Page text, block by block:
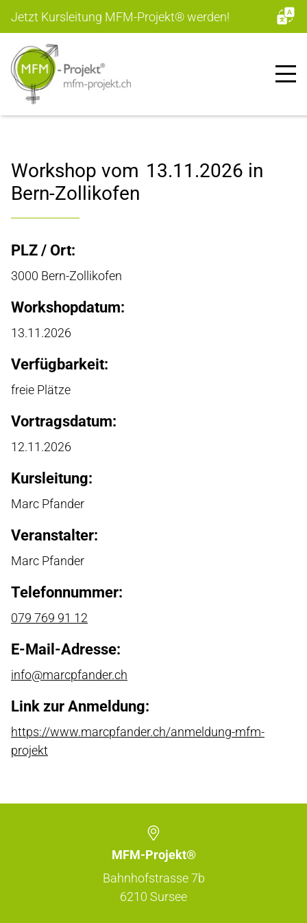
Jetzt Kursleitung MFM-Projekt®werden!
Workshop vom 13.11.2026 in
Bern-Zollikofen
PLZ / Ort:
3000 Bern-Zollikofen
Workshopdatum:
13.11.2026
Verfügbarkeit:
freie Plätze
Vortragsdatum:
12.11.2026
Kursleitung:
Marc Pfander
Veranstalter:
Marc Pfander
Telefonnummer:
079 769 91 12
E-Mail-Adresse:
info@marcpfander.ch
Link zur Anmeldung:
https://www.marcpfander.ch/anmeldung-mfm-
projekt
MFM-Projekt®
Bahnhofstrasse 7b
6210 Sursee